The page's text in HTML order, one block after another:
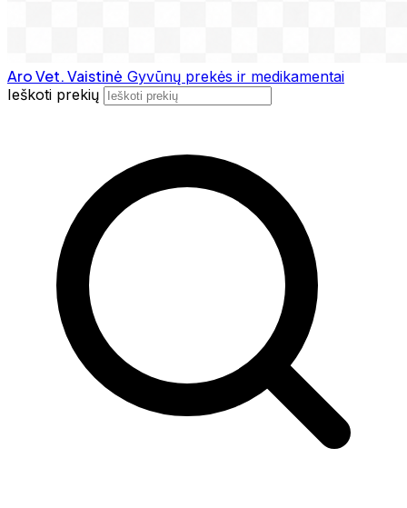
Aro Vet. Vaistinė Gyvūnų prekės ir medikamentai
Ieškoti prekių